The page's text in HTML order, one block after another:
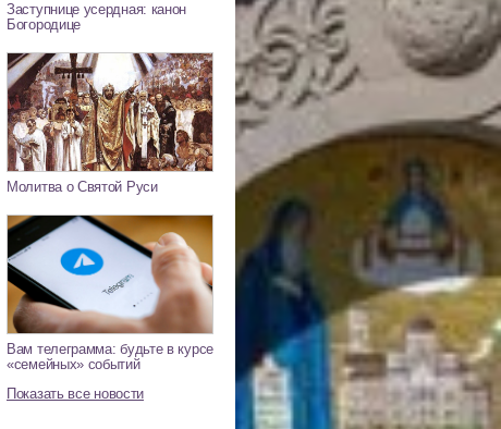
Заступнице усердная: канон
Богородице
Молитва о Святой Руси
Вам телеграмма: будьте в курсе
«семейных» событий
Показать все новости